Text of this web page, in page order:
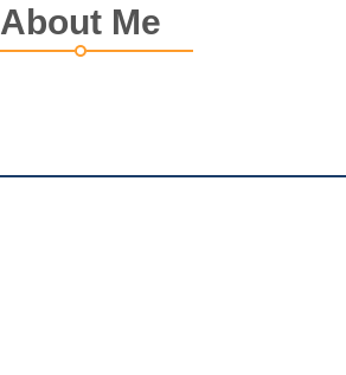
About Me